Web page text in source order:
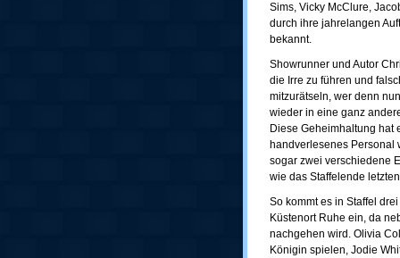
Sims, Vicky McClure,
durch ihre jahrelangen
bekannt.
Showrunner und Autor
die Irre zu führen und
mitzurätseln, wer denn
wieder in eine ganz
Diese Geheimhaltung hat
handverlesenes Personal
sogar zwei verschiedene
wie das Staffelende
So kommt es in Staffel
Küstenort Ruhe ein, da
nachgehen wird. Olivia
Königin spielen, Jodie